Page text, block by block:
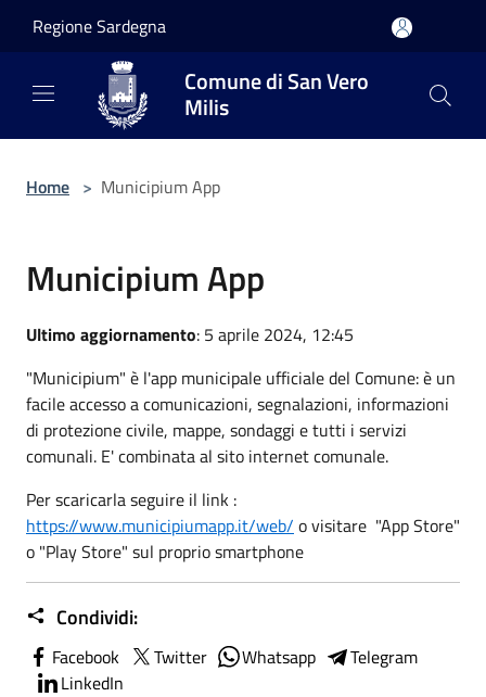
Regione Sardegna
Comune di San Vero
Milis
Home > Municipium App
Municipium App
Ultimo aggiornamento: 5 aprile 2024, 12:45
"Municipium" è l'app municipale ufficiale del Comune: è un
facile accesso a comunicazioni, segnalazioni, informazioni
di protezione civile, mappe, sondaggi e tutti i servizi
comunali. E' combinata al sito internet comunale.
Per scaricarla seguire il link :
https://www.municipiumapp.it/web/ o visitare "App Store"
o "Play Store" sul proprio smartphone
Condividi:
Facebook Twitter Whatsapp
Telegram
LinkedIn